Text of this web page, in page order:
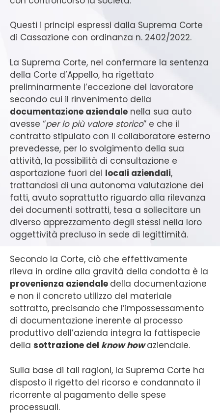
Questi i principi espressi dalla Suprema Corte
di Cassazione con ordinanza n. 2402/2022.
La Suprema Corte, nel confermare la sentenza
della Corte d’Appello, ha rigettato
preliminarmente l’eccezione del lavoratore
secondo cui il rinvenimento della
documentazione aziendale nella sua auto
avesse “per lo più valore storico” e che il
contratto stipulato con il collaboratore esterno
prevedesse, per lo svolgimento della sua
attività, la possibilità di consultazione e
asportazione fuori dei locali aziendali,
trattandosi di una autonoma valutazione dei
fatti, avuto soprattutto riguardo alla rilevanza
dei documenti sottratti, tesa a sollecitare un
diverso apprezzamento degli stessi nella loro
oggettività precluso in sede di legittimità.
Secondo la Corte, ciò che effettivamente
rileva in ordine alla gravità della condotta è la
provenienza aziendale della documentazione
e non il concreto utilizzo del materiale
sottratto, precisando che l’impossessamento
di documentazione inerente al processo
produttivo dell’azienda integra la fattispecie
della sottrazione del know how aziendale.
Sulla base di tali ragioni, la Suprema Corte ha
disposto il rigetto del ricorso e condannato il
ricorrente al pagamento delle spese
processuali.